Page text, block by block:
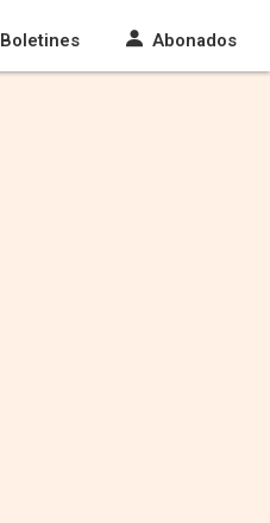
Boletines Abonados